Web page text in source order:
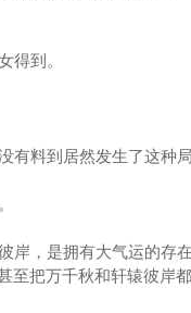
得到。
料到居然发生了这种局
岸，是拥有大气运的存
至把万千秋和轩辕彼岸